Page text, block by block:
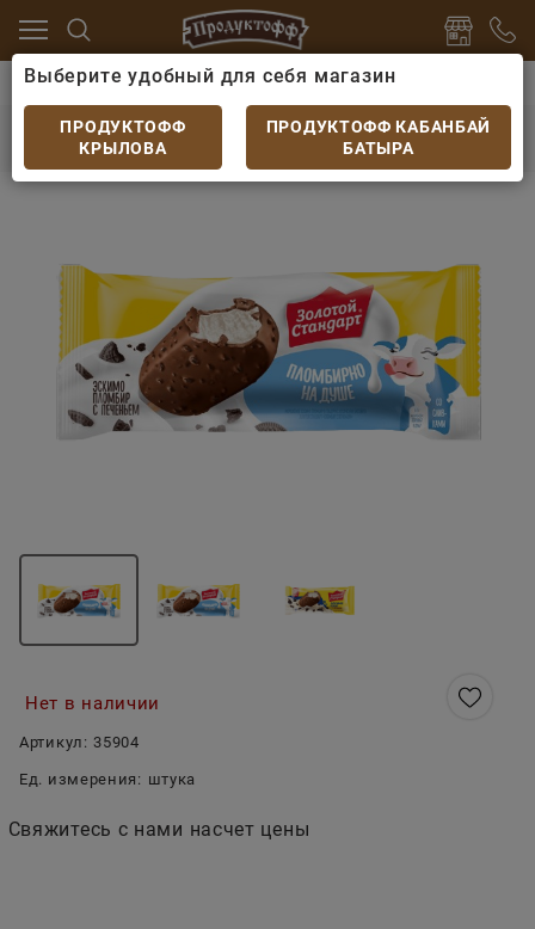
Мороженое
Мороженое Золотой Стандарт
Мороженое Золотой Стандарт пломбир с
Нет в наличии
Артикул: 35904
Ед. измерения: штука
Свяжитесь с нами насчет цены
Выберите удобный для себя магазин
ПРОДУКТОФФ
КРЫЛОВА
ПРОДУКТОФФ КАБАНБАЙ
БАТЫРА